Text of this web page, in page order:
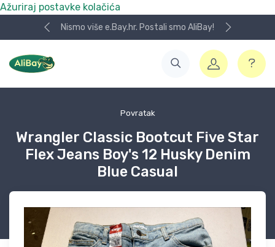
Ažuriraj postavke kolačića
Nismo više e.Bay.hr. Postali smo AliBay!
Povratak
Wrangler Classic Bootcut Five Star
Flex Jeans Boy's 12 Husky Denim
Blue Casual